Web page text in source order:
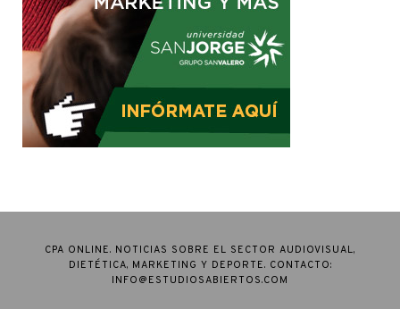
CPA ONLINE. NOTICIAS SOBRE EL SECTOR AUDIOVISUAL,
DIETÉTICA, MARKETING Y DEPORTE. CONTACTO:
INFO@ESTUDIOSABIERTOS.COM